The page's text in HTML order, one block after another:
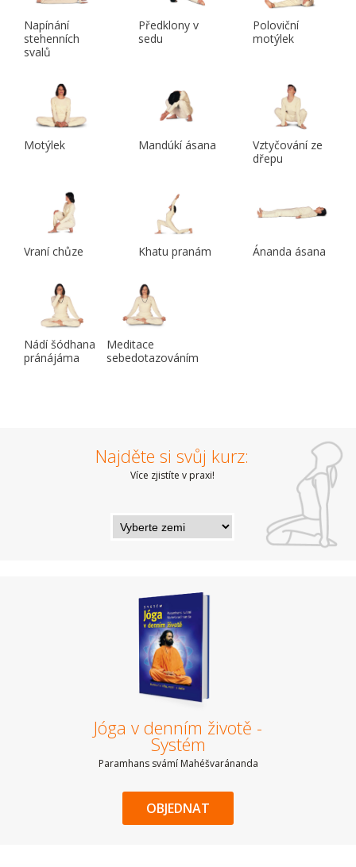
Napínání
stehenních
svalů
Předklony v
sedu
Poloviční
motýlek
Motýlek Mandúkí ásana
Vztyčování ze
dřepu
Vraní chůze Khatu pranám Ánanda ásana
Nádí šódhana
pránájáma
Meditace
sebedotazováním
Najděte si svůj kurz:
Více zjistíte v praxi!
Jóga v denním životě -
Systém
Paramhans svámí Mahéšvaránanda
OBJEDNAT